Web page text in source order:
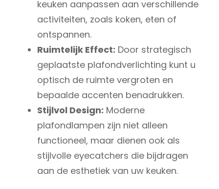
keuken aanpassen aan verschillende
activiteiten, zoals koken, eten of
ontspannen.
Ruimtelijk Effect: Door strategisch
geplaatste plafondverlichting kunt u
optisch de ruimte vergroten en
bepaalde accenten benadrukken.
Stijlvol Design: Moderne
plafondlampen zijn niet alleen
functioneel, maar dienen ook als
stijlvolle eyecatchers die bijdragen
aan de esthetiek van uw keuken.